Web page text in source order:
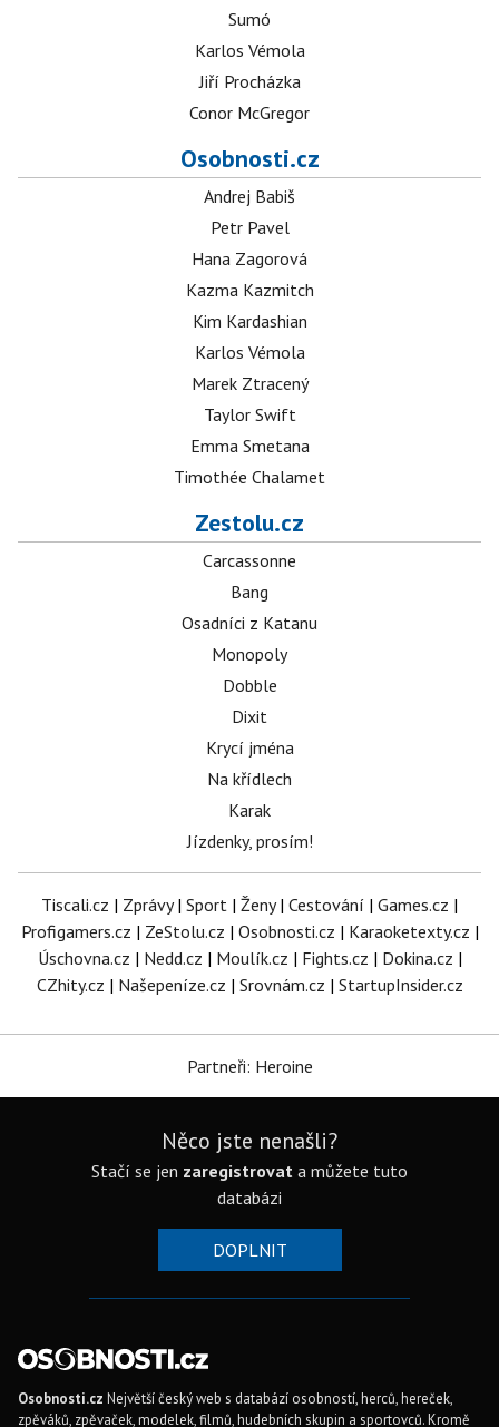
Sumó
Karlos Vémola
Jiří Procházka
Conor McGregor
Osobnosti.cz
Andrej Babiš
Petr Pavel
Hana Zagorová
Kazma Kazmitch
Kim Kardashian
Karlos Vémola
Marek Ztracený
Taylor Swift
Emma Smetana
Timothée Chalamet
Zestolu.cz
Carcassonne
Bang
Osadníci z Katanu
Monopoly
Dobble
Dixit
Krycí jména
Na křídlech
Karak
Jízdenky, prosím!
Tiscali.cz | Zprávy| Sport | Ženy| Cestování | Games.cz |
Profigamers.cz | ZeStolu.cz | Osobnosti.cz | Karaoketexty.cz |
Úschovna.cz | Nedd.cz | Moulík.cz | Fights.cz | Dokina.cz |
CZhity.cz | Našepeníze.cz | Srovnám.cz | StartupInsider.cz
Partneři: Heroine
Něco jste nenašli?
Stačí se jen zaregistrovat a můžete tuto
databázi
DOPLNIT
Osobnosti.cz Největší český web s databází osobností, herců, hereček,
zpěváků, zpěvaček, modelek, filmů, hudebních skupin a sportovců. Kromě